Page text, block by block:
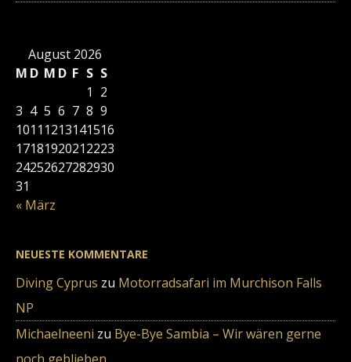
August 2026
M D M D F S S
« März
1 2
3 4 5 6 7 8 9
1011 1213141516
17181920212223
24252627282930
31
NEUESTE KOMMENTARE
Diving Cyprus zu Motorradsafari im Murchison Falls
NP
Michaelneeni zu Bye-Bye Sambia – Wir wären gerne
noch geblieben